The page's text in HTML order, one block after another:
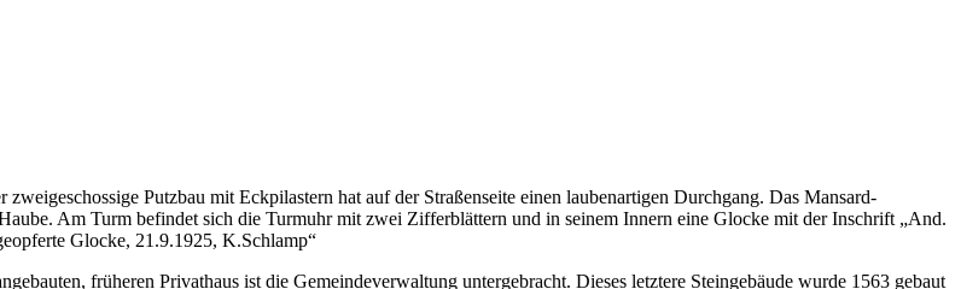
Putzbau mit Eckpilastern hat auf der Straßenseite einen laubenartigen Durchgang. Das Mansard-
Am Turm befindet sich die Turmuhr mit zwei Zifferblättern und in seinem Innern eine Glocke mit der Inschrift „And.
Glocke, 21.9.1925, K.Schlamp“
früheren Privathaus ist die Gemeindeverwaltung untergebracht. Dieses letztere Steingebäude wurde 1563 gebaut